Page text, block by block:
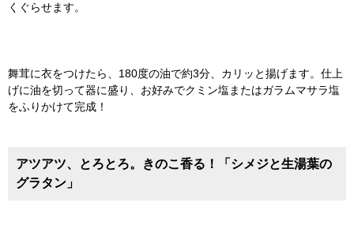
くぐらせます。
舞茸に衣をつけたら、180度の油で約3分、カリッと揚げます。仕上
げに油を切って器に盛り、お好みでクミン塩またはガラムマサラ塩
をふりかけて完成！
アツアツ、とろとろ。きのこ香る！「シメジと生湯葉の
グラタン」